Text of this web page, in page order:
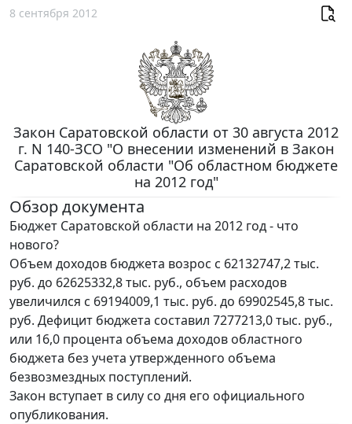
8 сентября 2012
Закон Саратовской области от 30 августа 2012
г. N 140-ЗСО "О внесении изменений в Закон
Саратовской области "Об областном бюджете
на 2012 год"
Обзор документа
Бюджет Саратовской области на 2012 год - что
нового?
Объем доходов бюджета возрос с 62132747,2 тыс.
руб. до 62625332,8 тыс. руб., объем расходов
увеличился с 69194009,1 тыс. руб. до 69902545,8 тыс.
руб. Дефицит бюджета составил 7277213,0 тыс. руб.,
или 16,0 процента объема доходов областного
бюджета без учета утвержденного объема
безвозмездных поступлений.
Закон вступает в силу со дня его официального
опубликования.